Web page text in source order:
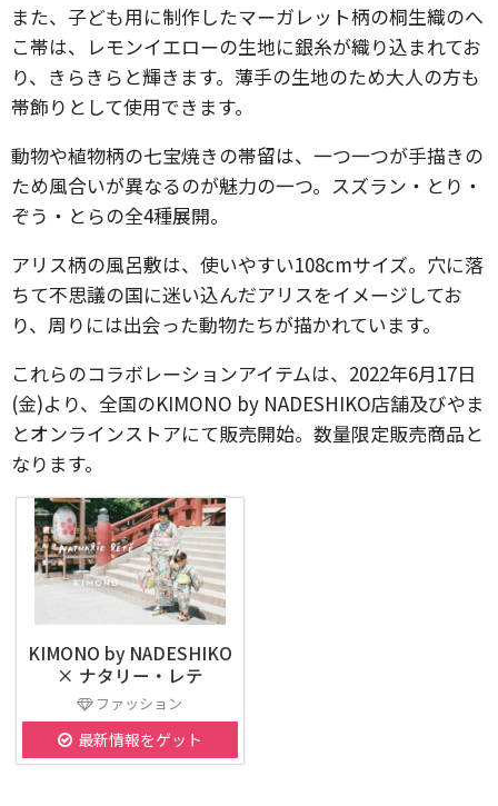
また、子ども用に制作したマーガレット柄の桐生織のへ
こ帯は、レモンイエローの生地に銀糸が織り込まれてお
り、きらきらと輝きます。薄手の生地のため大人の方も
帯飾りとして使用できます。
動物や植物柄の七宝焼きの帯留は、一つ一つが手描きの
ため風合いが異なるのが魅力の一つ。スズラン・とり・
ぞう・とらの全4種展開。
アリス柄の風呂敷は、使いやすい108cmサイズ。穴に落
ちて不思議の国に迷い込んだアリスをイメージしてお
り、周りには出会った動物たちが描かれています。
これらのコラボレーションアイテムは、2022年6月17日
(金)より、全国のKIMONO by NADESHIKO店舗及びやま
とオンラインストアにて販売開始。数量限定販売商品と
なります。
KIMONO by NADESHIKO
× ナタリー・レテ
ファッション
最新情報をゲット